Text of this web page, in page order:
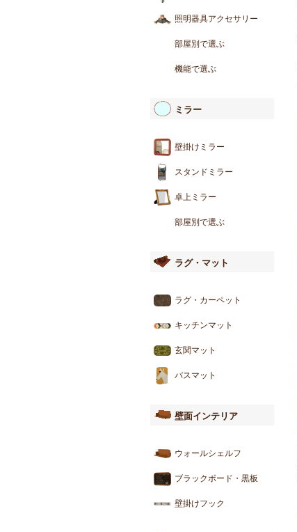
照明器具アクセサリー
部屋別で選ぶ
機能で選ぶ
ミラー
壁掛けミラー
スタンドミラー
卓上ミラー
部屋別で選ぶ
ラグ・マット
ラグ・カーペット
キッチンマット
玄関マット
バスマット
壁面インテリア
ウォールシェルフ
ブラックボード・黒板
壁掛けフック